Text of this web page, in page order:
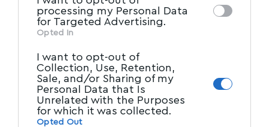
processing my Personal Data
for Targeted Advertising.
Opted In
I want to opt-out of
Collection, Use, Retention,
Sale, and/or Sharing of my
Personal Data that Is
Unrelated with the Purposes
for which it was collected.
Opted Out
Ακολουθήστε μας στο επίσημο κανάλι
του Myvolos.net στο Youtube
Facebook